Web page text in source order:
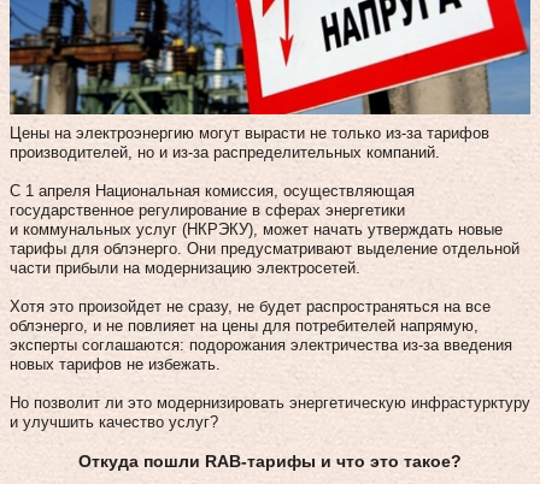
Цены на электроэнергию могут вырасти не только из-за тарифов
производителей, но и из-за распределительных компаний.
С 1 апреля Национальная комиссия, осуществляющая
государственное регулирование в сферах энергетики
и коммунальных услуг (НКРЭКУ), может начать утверждать новые
тарифы для облэнерго. Они предусматривают выделение отдельной
части прибыли на модернизацию электросетей.
Хотя это произойдет не сразу, не будет распространяться на все
облэнерго, и не повлияет на цены для потребителей напрямую,
эксперты соглашаются: подорожания электричества из-за введения
новых тарифов не избежать.
Но позволит ли это модернизировать энергетическую инфрастурктуру
и улучшить качество услуг?
Откуда пошли RАВ-тарифы и что это такое?